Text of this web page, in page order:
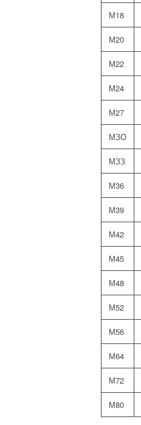
М18
М20
М22
М24
М27
МЗО
МЗЗ
М36
М39
М42
М45
М48
М52
М56
М64
М72
М80